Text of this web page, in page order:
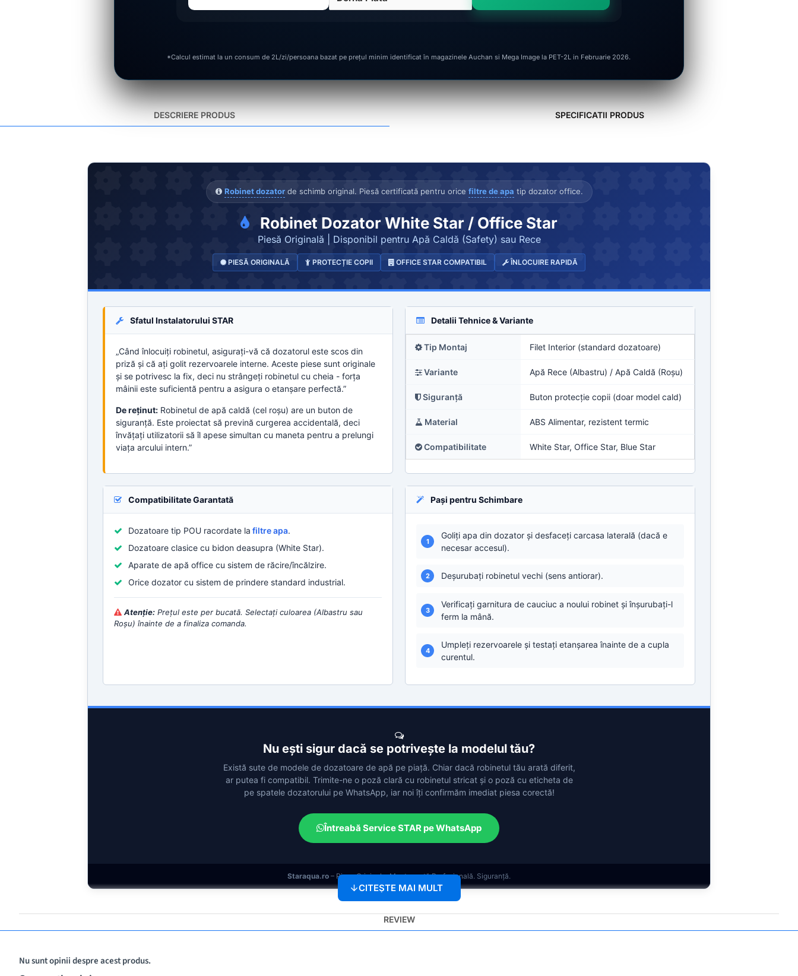
*Calcul estimat la un consum de 2L/zi/persoana bazat pe prețul minim identificat în magazinele Auchan si Mega Image la PET-2L in Februarie 2026.
DESCRIERE PRODUS SPECIFICATII PRODUS
Robinet dozatorde schimb original. Piesă certificată pentru orice filtre de apa tip dozator office.
Robinet Dozator White Star / Office Star
Piesă Originală | Disponibil pentru Apă Caldă (Safety) sau Rece
PIESĂ ORIGINALĂ PROTECȚIE COPII OFFICE STAR COMPATIBIL ÎNLOCUIRE RAPIDĂ
Sfatul Instalatorului STAR
„Când înlocuiți robinetul, asigurați-vă că dozatorul este scos din
priză și că ați golit rezervoarele interne. Aceste piese sunt originale
și se potrivesc la fix, deci nu strângeți robinetul cu cheia - forța
mâinii este suficientă pentru a asigura o etanșare perfectă.”
De reținut: Robinetul de apă caldă (cel roșu) are un buton de
siguranță. Este proiectat să prevină curgerea accidentală, deci
învățați utilizatorii să îl apese simultan cu maneta pentru a prelungi
viața arcului intern.”
Detalii Tehnice & Variante
Tip Montaj Filet Interior (standard dozatoare)
Variante Apă Rece (Albastru) / Apă Caldă (Roșu)
Siguranță Buton protecție copii (doar model cald)
Material ABS Alimentar, rezistent termic
Compatibilitate White Star, Office Star, Blue Star
Compatibilitate Garantată
Dozatoare tip POU racordate la filtre apa.
Dozatoare clasice cu bidon deasupra (White Star).
Aparate de apă office cu sistem de răcire/încălzire.
Orice dozator cu sistem de prindere standard industrial.
Atenție: Prețul este per bucată. Selectați culoarea (Albastru sau
Roșu) înainte de a finaliza comanda.
Pași pentru Schimbare
1
Goliți apa din dozator și desfaceți carcasa laterală (dacă e
necesar accesul).
2 Deșurubați robinetul vechi (sens antiorar).
3
Verificați garnitura de cauciuc a noului robinet și înșurubați-l
ferm la mână.
4
Umpleți rezervoarele și testați etanșarea înainte de a cupla
curentul.
Nu ești sigur dacă se potrivește la modelul tău?
Există sute de modele de dozatoare de apă pe piață. Chiar dacă robinetul tău arată diferit,
ar putea fi compatibil. Trimite-ne o poză clară cu robinetul stricat și o poză cu eticheta de
pe spatele dozatorului pe WhatsApp, iar noi îți confirmăm imediat piesa corectă!
Întreabă Service STAR pe WhatsApp
Staraqua.ro – Piese Originale. Mentenanță Profesională. Siguranță.
REVIEW
Nu sunt opinii despre acest produs.